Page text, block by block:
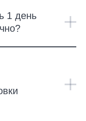
1 день